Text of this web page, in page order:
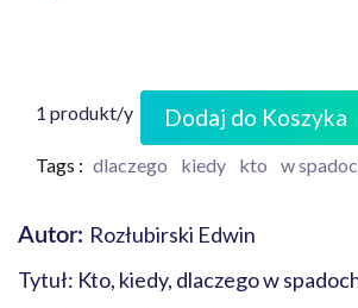
1 produkt/y Dodaj do Koszyka
Tags : dlaczego kiedy kto w
Autor: Rozłubirski Edwin
Tytuł: Kto, kiedy, dlaczego w